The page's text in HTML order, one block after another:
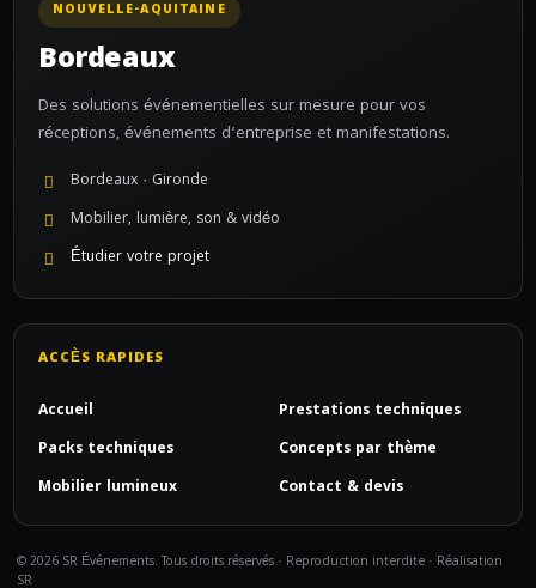
NOUVELLE-AQUITAINE
Bordeaux
Des solutions événementielles sur mesure pour vos
réceptions, événements d’entreprise et manifestations.
Bordeaux · Gironde
Mobilier, lumière, son & vidéo
Étudier votre projet
ACCÈS RAPIDES
Accueil
Prestations techniques
Packs techniques
Concepts par thème
Mobilier lumineux
Contact & devis
© 2026 SR Événements. Tous droits réservés · Reproduction interdite · Réalisation
SR